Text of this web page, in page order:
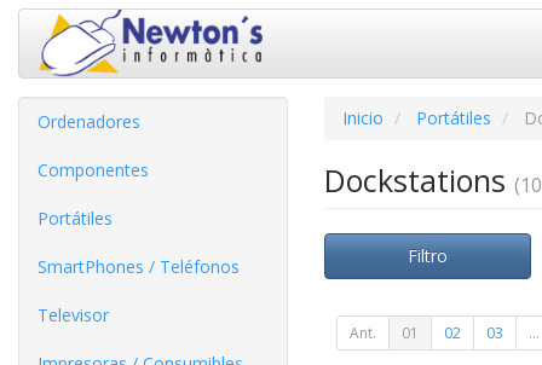
Ordenadores
Componentes
Portátiles
SmartPhones / Teléfonos
Televisor
Inicio Portátiles
Dockstations
Filtro
Ant. 01 02 03 ...